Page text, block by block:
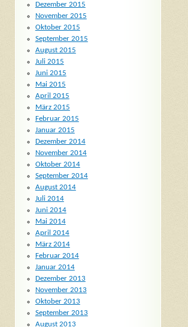
Dezember 2015
November 2015
Oktober 2015
September 2015
August 2015
Juli 2015
Juni 2015
Mai 2015
April 2015
März 2015
Februar 2015
Januar 2015
Dezember 2014
November 2014
Oktober 2014
September 2014
August 2014
Juli 2014
Juni 2014
Mai 2014
April 2014
März 2014
Februar 2014
Januar 2014
Dezember 2013
November 2013
Oktober 2013
September 2013
August 2013